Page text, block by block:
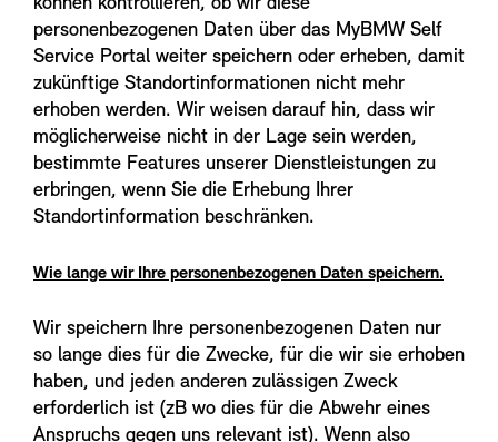
können kontrollieren, ob wir diese
personenbezogenen Daten über das MyBMW Self
Service Portal weiter speichern oder erheben, damit
zukünftige Standortinformationen nicht mehr
erhoben werden. Wir weisen darauf hin, dass wir
möglicherweise nicht in der Lage sein werden,
bestimmte Features unserer Dienstleistungen zu
erbringen, wenn Sie die Erhebung Ihrer
Standortinformation beschränken.
Wie lange wir Ihre personenbezogenen Daten speichern.
Wir speichern Ihre personenbezogenen Daten nur
so lange dies für die Zwecke, für die wir sie erhoben
haben, und jeden anderen zulässigen Zweck
erforderlich ist (zB wo dies für die Abwehr eines
Anspruchs gegen uns relevant ist). Wenn also